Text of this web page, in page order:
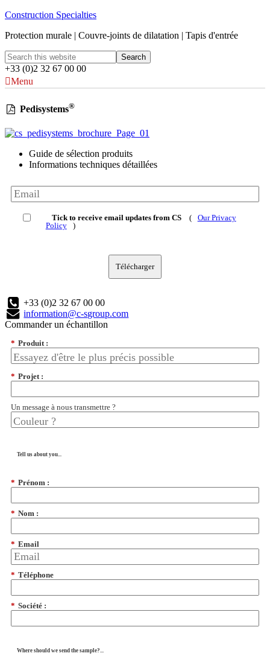
Construction Specialties
Protection murale | Couvre-joints de dilatation | Tapis d'entrée
+33 (0)2 32 67 00 00
Menu
Pedisystems®
Guide de sélection produits
Informations techniques détaillées
Tick to receive email updates from CS (
Our Privacy
Policy
)
Télécharger
+33 (0)2 32 67 00 00
information@c-sgroup.com
Commander un échantillon
* Produit :
* Projet :
Un message à nous transmettre ?
Tell us about you...
* Prénom :
* Nom :
* Email
* Téléphone
* Société :
Where should we send the sample?...